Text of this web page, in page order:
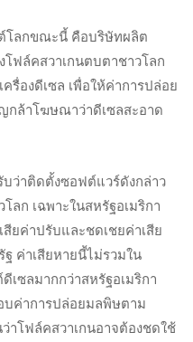
โลกขณะนี้ คือบริษัทผลิต
ฟล์คสวาเกนตบตาชาวโลก
รื่องดีเซล เพื่อให้ค่าการปล่อย
กล้าโฆษณาว่าดีเซลสะอาด
ว่าติดตั้งซอฟต์แวร์ดังกล่าว
ลก เฉพาะในสหรัฐอเมริกา
ยค่าปรับและชดเชยค่าเสีย
ค่าเสียหายนี้ไม่รวมใน
เซลมากกว่าสหรัฐอเมริกา
บค่าการปล่อยมลพิษตาม
โฟล์คสวาเกนอาจต้องชดใช้